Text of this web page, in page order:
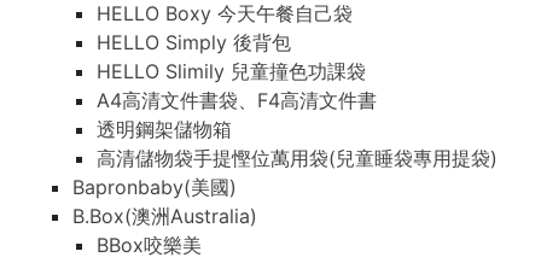
HELLO Boxy 今天午餐自己袋
HELLO Simply 後背包
HELLO Slimily 兒童撞色功課袋
A4高清文件書袋、F4高清文件書
透明鋼架儲物箱
高清儲物袋手提慳位萬用袋(兒童睡袋專用提袋)
Bapronbaby(美國)
B.Box(澳洲Australia)
BBox咬樂美